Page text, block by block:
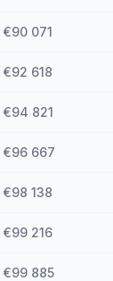
€90 071
€92 618
€94 821
€96 667
€98 138
€99 216
€99 885